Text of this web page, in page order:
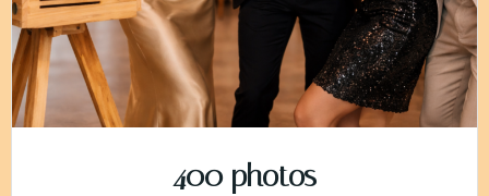
400 photos